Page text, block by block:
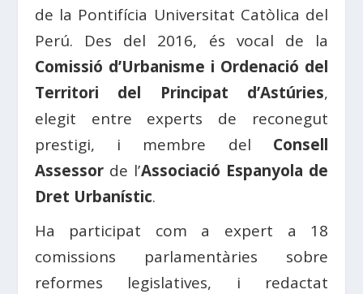
de la Pontifícia Universitat Catòlica del
Perú. Des del 2016, és vocal de la
Comissió d’Urbanisme i Ordenació del
Territori del Principat d’Astúries,
elegit entre experts de reconegut
prestigi, i membre del Consell
Assessorde l’Associació Espanyola de
Dret Urbanístic.
Ha participat com a expert a 18
comissions parlamentàries sobre
reformes legislatives, i redactat